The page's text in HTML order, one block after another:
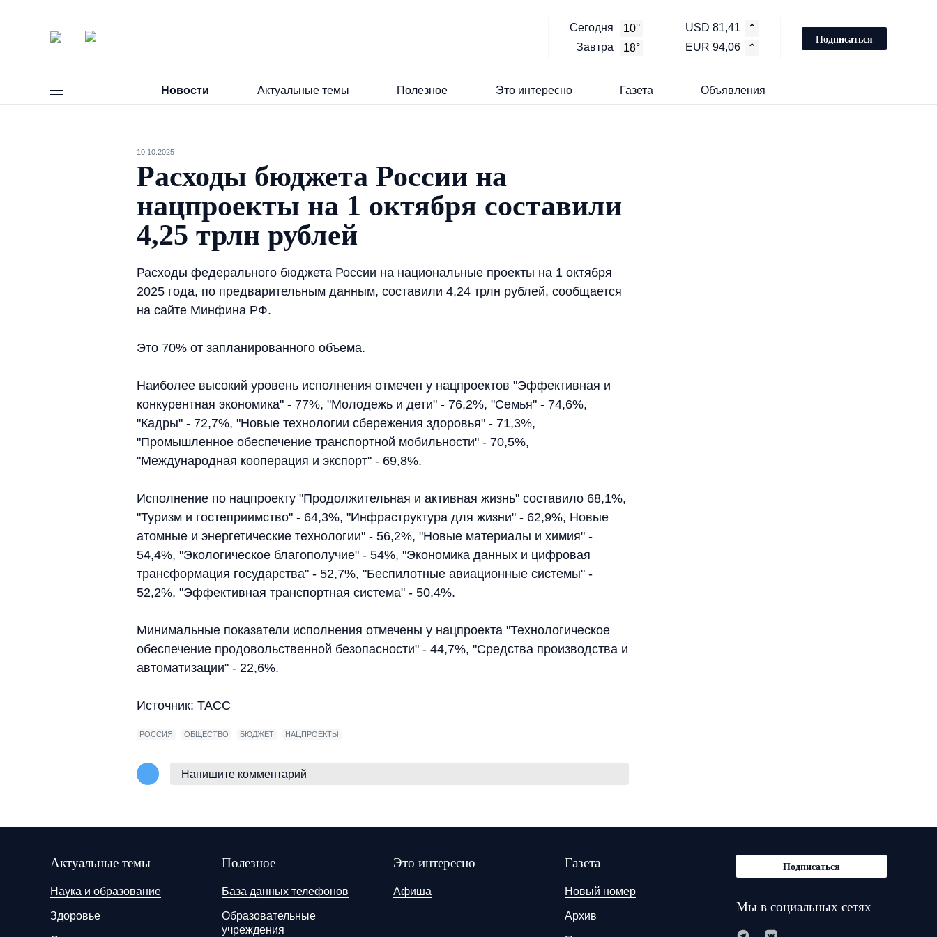
Сегодня
10°
Завтра
18°
USD 81,41
⌃
EUR 94,06
⌃
Подписаться
Новости Актуальные темы Полезное Это интересно Газета Объявления
10.10.2025
Расходы бюджета России на
нацпроекты на 1 октября составили
4,25 трлн рублей
Расходы федерального бюджета России на национальные проекты на 1 октября
2025 года, по предварительным данным, составили 4,24 трлн рублей, сообщается
на сайте Минфина РФ.
Это 70% от запланированного объема.
Наиболее высокий уровень исполнения отмечен у нацпроектов "Эффективная и
конкурентная экономика" - 77%, "Молодежь и дети" - 76,2%, "Семья" - 74,6%,
"Кадры" - 72,7%, "Новые технологии сбережения здоровья" - 71,3%,
"Промышленное обеспечение транспортной мобильности" - 70,5%,
"Международная кооперация и экспорт" - 69,8%.
Исполнение по нацпроекту "Продолжительная и активная жизнь" составило 68,1%,
"Туризм и гостеприимство" - 64,3%, "Инфраструктура для жизни" - 62,9%, Новые
атомные и энергетические технологии" - 56,2%, "Новые материалы и химия" -
54,4%, "Экологическое благополучие" - 54%, "Экономика данных и цифровая
трансформация государства" - 52,7%, "Беспилотные авиационные системы" -
52,2%, "Эффективная транспортная система" - 50,4%.
Минимальные показатели исполнения отмечены у нацпроекта "Технологическое
обеспечение продовольственной безопасности" - 44,7%, "Средства производства и
автоматизации" - 22,6%.
Источник: ТАСС
РОССИЯ ОБЩЕСТВО БЮДЖЕТ НАЦПРОЕКТЫ
Напишите комментарий
Актуальные темы
Наука и образование
Здоровье
Полезное
База данных телефонов
Образовательные
учреждения
Это интересно
Афиша
Газета
Новый номер
Архив
Подписаться
Мы в социальных сетях